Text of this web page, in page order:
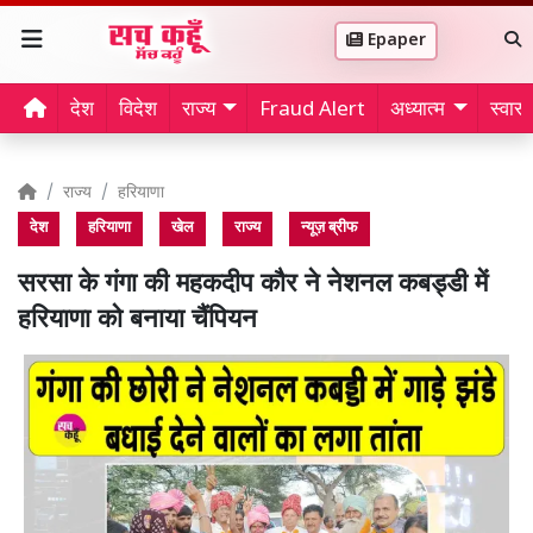
Epaper
देश विदेश राज्य Fraud Alert अध्यात्म
राज्य हरियाणा
देश हरियाणा खेल राज्य न्यूज़ ब्रीफ
सरसा के गंगा की महकदीप कौर ने नेशनल कबड्डी में
हरियाणा को बनाया चैंपियन